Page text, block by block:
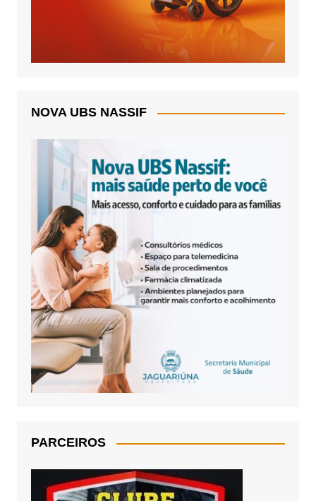
NOVA UBS NASSIF
PARCEIROS